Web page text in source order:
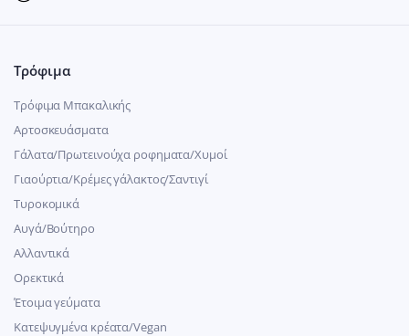
Τρόφιμα
Τρόφιμα Μπακαλικής
Αρτοσκευάσματα
Γάλατα/Πρωτεινούχα ροφηματα/Χυμοί
Γιαούρτια/Κρέμες γάλακτος/Σαντιγί
Τυροκομικά
Αυγά/Βούτηρο
Αλλαντικά
Ορεκτικά
Έτοιμα γεύματα
Κατεψυγμένα κρέατα/Vegan